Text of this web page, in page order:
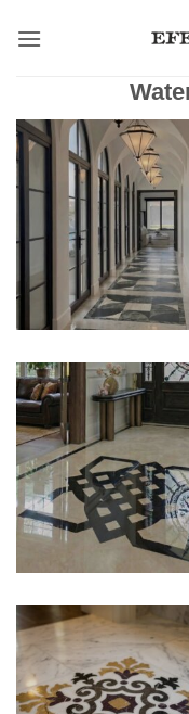
Inhalt